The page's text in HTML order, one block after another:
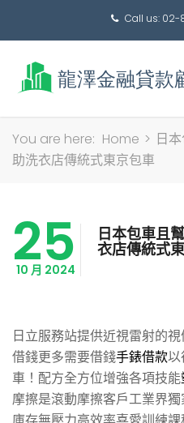
Call us:
搜
尋
You are here: Home > 日
助洗衣店傳統式東京包車
25
10 月 2024
日本包車且
衣店傳統式
日立服務站提供近視雷射的
借錢更多需要借錢手錶借款以
車！配方全方位增強各項技能
摩擦是滾動摩擦客戶工業界